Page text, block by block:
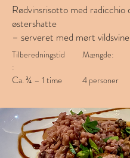
Tilberedningstid
:
Ca. ¾ – 1 time 4 personer
Rødvinsrisotto med radicchio
østershatte
– serveret med mørt
Mængde: